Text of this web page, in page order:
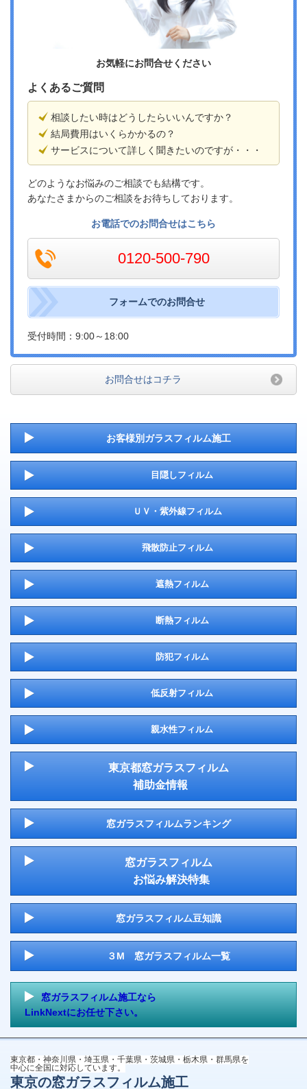
お気軽にお問合せください
よくあるご質問
相談したい時はどうしたらいいんですか？
結局費用はいくらかかるの？
サービスについて詳しく聞きたいのですが・・・
どのようなお悩みのご相談でも結構です。
あなたさまからのご相談をお待ちしております。
お電話でのお問合せはこちら
0120-500-790
フォームでのお問合せ
受付時間：9:00～18:00
お問合せはコチラ
お客様別ガラスフィルム施工
目隠しフィルム
ＵＶ・紫外線フィルム
飛散防止フィルム
遮熱フィルム
断熱フィルム
防犯フィルム
低反射フィルム
親水性フィルム
東京都窓ガラスフィルム
補助金情報
窓ガラスフィルムランキング
窓ガラスフィルム
お悩み解決特集
窓ガラスフィルム豆知識
３M 窓ガラスフィルム一覧
窓ガラスフィルム施工なら
LinkNextにお任せ下さい。
東京都・神奈川県・埼玉県・千葉県・茨城県・栃木県・群馬県を
中心に全国に対応しています。
東京の窓ガラスフィルム施工